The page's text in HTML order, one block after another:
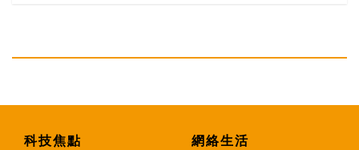
科技焦點 網絡生活